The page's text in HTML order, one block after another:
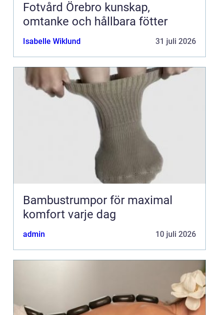
Fotvård Örebro kunskap,
omtanke och hållbara fötter
Isabelle Wiklund 31 juli 2026
Bambustrumpor för maximal
komfort varje dag
admin 10 juli 2026